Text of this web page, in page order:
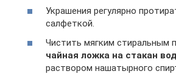
Украшения регулярно
салфеткой.
Чистить мягким стиральным
чайная ложка на стакан
раствором нашатырного